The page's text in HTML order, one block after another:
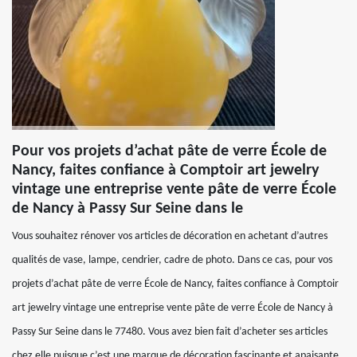
Pour vos projets d’achat pâte de verre École de
Nancy, faites confiance à Comptoir art jewelry
vintage une entreprise vente pâte de verre École
de Nancy à Passy Sur Seine dans le
Vous souhaitez rénover vos articles de décoration en achetant d’autres
qualités de vase, lampe, cendrier, cadre de photo. Dans ce cas, pour vos
projets d’achat pâte de verre École de Nancy, faites confiance à Comptoir
art jewelry vintage une entreprise vente pâte de verre École de Nancy à
Passy Sur Seine dans le 77480. Vous avez bien fait d’acheter ses articles